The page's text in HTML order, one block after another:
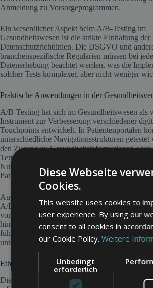
Anmeldung zu Vorsorgeprogrammen.
Ein wesentlicher Aspekt beim A/B-Testing im
Gesundheitswesen ist die strikte Einhaltung der
Datenschutzrichtlinien. Die DSGVO und
branchenspezifische Regularien müssen bei
Datenerhebung beachtet werden, was die
solcher Tests komplexer, aber nicht weniger
Praktische Anwendungen in der
A/B-Testing hat sich im Gesundheitswesen als
Instrument zur Verbesserung verschiedener
Touchpoints entwickelt. In Patientenportalen
unterschiedliche Navigationsstrukturen getestet
den Zugang zu Gesundheitsinformationen oder
Terminbuchung zu optimieren. Die Analyse des
Nutzerverhaltens zeigt dabei deutlich, welche
Patientenzufriedenheit steigert und die
Auch bei der Gestaltung von
A/B-Testing wertvolle Dienste. Verschiedene
von Behandlungsmethoden oder
hinsichtlich ihrer Verständlichkeit verglichen
führt nachweislich zu einer besseren
unterstützt die informierte
Ethische Überlegungen und Regulatorische
Die Durchführung von A/B-Tests im
Diese Webseite
Cookies.
This website uses cookies to
user experience. By using our
consent to all cookies in
our Cookie Policy.Weitere
Unbedingt
erforderlich